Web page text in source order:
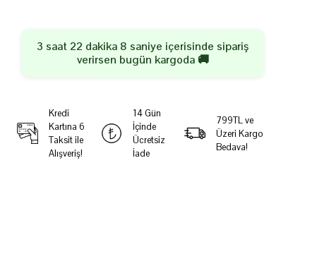
3 saat 22 dakika 7 saniye içerisinde sipariş
verirsen bugün kargoda 🚚
Kredi
Kartına 6
Taksit ile
Alışveriş!
14 Gün
İçinde
Ücretsiz
İade
799TL ve
Üzeri Kargo
Bedava!